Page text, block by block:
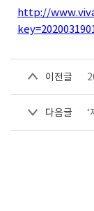
http://
이전글
다음글